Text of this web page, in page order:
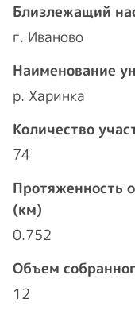
Близлежащий
г. Иваново
Наименование
р. Харинка
Количество
74
Протяженность
(км)
0.752
Объем
12